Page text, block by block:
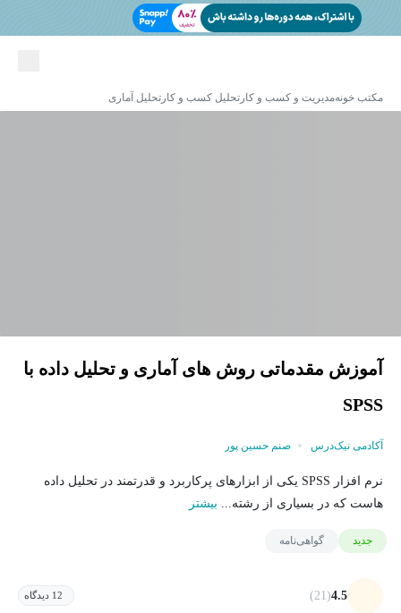
مکتب خونهمدیریت و کسب و کار تحلیل کسب و کار تحلیل آماری
آموزش مقدماتی روش های آماری و تحلیل داده با
SPSS
آکادمی نیک‌درس صنم حسین پور
نرم افزار SPSS یکی از ابزارهای پرکاربرد و قدرتمند در تحلیل داده
هاست که در بسیاری از رشته... بیشتر
جدید گواهی‌نامه
4.5
(21) 12 دیدگاه